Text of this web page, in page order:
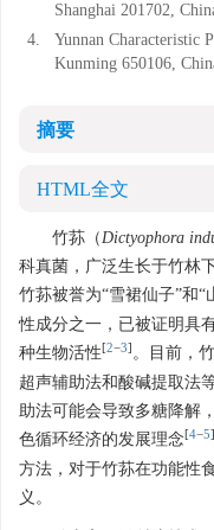
Shanghai 201702,
4.
Yunnan Characteristic
Kunming 650106,
摘要
HTML全文
竹荪（Dictyophora
科真菌，广泛生长于竹林
竹荪被誉为“雪裙仙子”和“
性成分之一，已被证明具
种生物活性[2−3] 。目前，
超声辅助法和酸碱提取法
助法可能会导致多糖降解
色循环经济的发展理念[4−5]
方法，对于竹荪在功能性
义。